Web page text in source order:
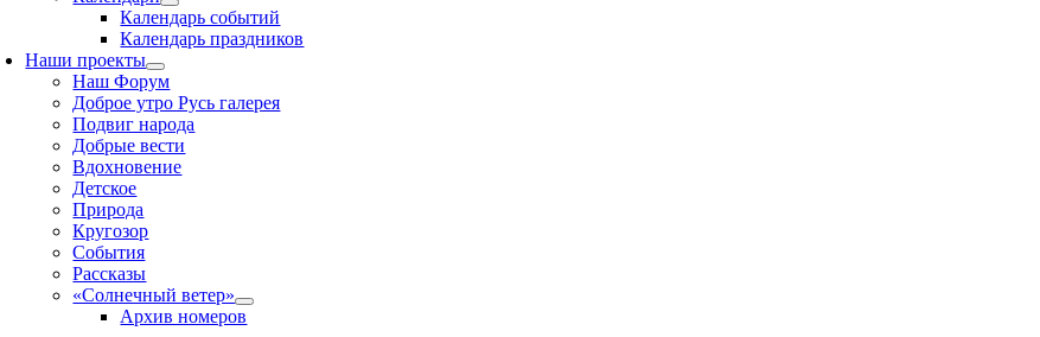
Календарь событий
Календарь праздников
Наши проекты
Наш Форум
Доброе утро Русь галерея
Подвиг народа
Добрые вести
Вдохновение
Детское
Природа
Кругозор
События
Рассказы
«Солнечный ветер»
Архив номеров